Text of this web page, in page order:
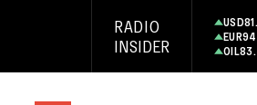
RADIO
INSIDER
USD
EUR
OIL